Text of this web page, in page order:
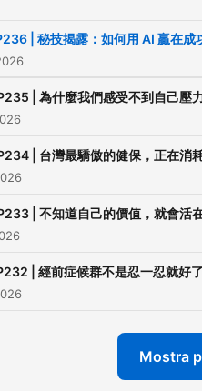
| 秘技揭露：如何用 AI 贏在成
| 為什麼我們感受不到自己壓
| 台灣最驕傲的健保，正在消
| 不知道自己的價值，就會活
| 經前症候群不是忍一忍就好
Mostra